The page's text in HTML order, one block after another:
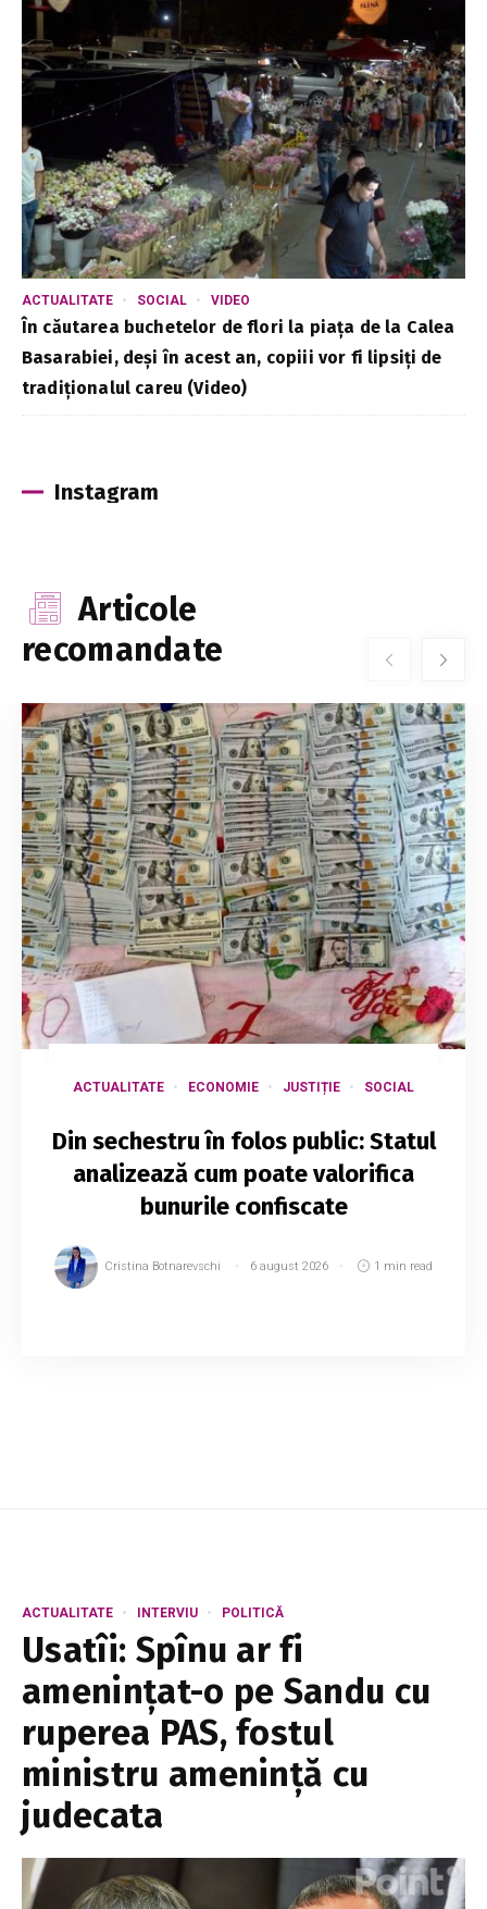
ACTUALITATE SOCIAL VIDEO
În căutarea buchetelor de flori la piața de la Calea
Basarabiei, deși în acest an, copiii vor fi lipsiți de
tradiționalul careu (Video)
Instagram
Articole
recomandate
ACTUALITATE ECONOMIE JUSTIȚIE SOCIAL
Din sechestru în folos public: Statul
analizează cum poate valorifica
bunurile confiscate
Cristina Botnarevschi 6 august 2026 1 min read
ACTUALITATE INTERVIU POLITICĂ
Usatîi: Spînu ar fi
amenințat-o pe Sandu cu
ruperea PAS, fostul
ministru amenință cu
judecata